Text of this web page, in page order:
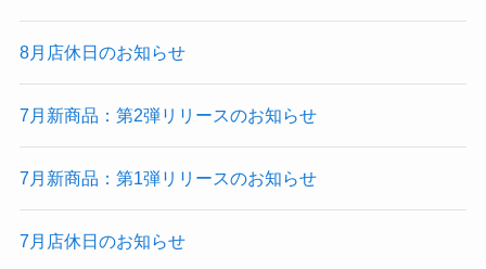
8月店休日のお知らせ
7月新商品：第2弾リリースのお知らせ
7月新商品：第1弾リリースのお知らせ
7月店休日のお知らせ